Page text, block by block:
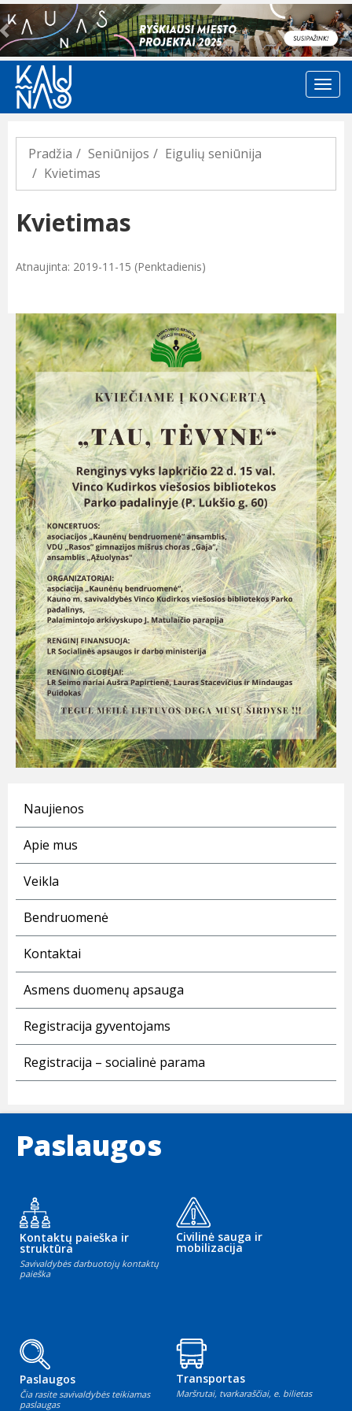
Previous
Pradžia Seniūnijos
Eigulių seniūnija
Kvietimas
Kvietimas
Atnaujinta: 2019-11-15 (Penktadienis)
Naujienos
Apie mus
Veikla
Bendruomenė
Kontaktai
Asmens duomenų apsauga
Registracija gyventojams
Registracija – socialinė parama
Paslaugos
Kontaktų paieška ir
struktūra
Savivaldybės darbuotojų kontaktų
paieška
Civilinė sauga ir
mobilizacija
Paslaugos
Čia rasite savivaldybės teikiamas
paslaugas
Transportas
Maršrutai, tvarkaraščiai, e. bilietas